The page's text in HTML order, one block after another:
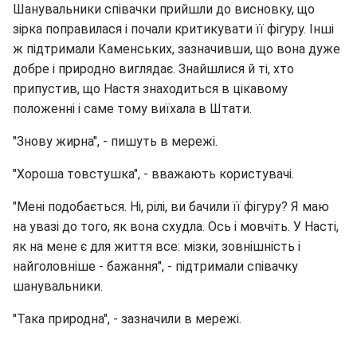
Шанувальники співачки прийшли до висновку, що
зірка поправилася і почали критикувати її фігуру. Інші
ж підтримали Каменських, зазначивши, що вона дуже
добре і природно виглядає. Знайшлися й ті, хто
припустив, що Настя знаходиться в цікавому
положенні і саме тому виїхала в Штати.
"Знову жирна", - пишуть в мережі.
"Хороша товстушка", - вважають користувачі.
"Мені подобається. Ні, рілі, ви бачили її фігуру? Я маю
на увазі до того, як вона схудла. Ось і мовчіть. У Насті,
як на мене є для життя все: мізки, зовнішність і
найголовніше - бажання", - підтримали співачку
шанувальники.
"Така природна", - зазначили в мережі.